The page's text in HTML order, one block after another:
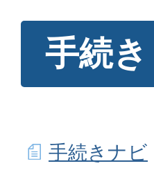
手続き
手続きナビ